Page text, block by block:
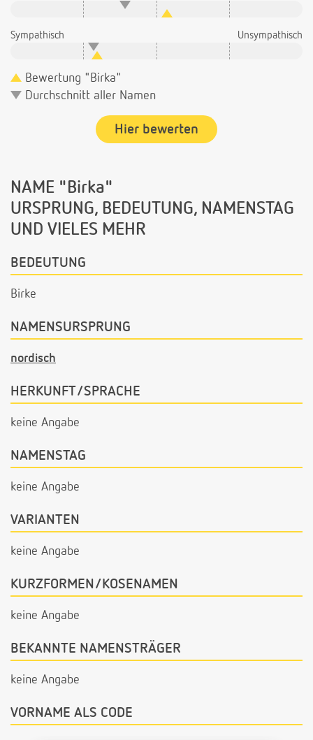
Sympathisch Unsympathisch
Bewertung "Birka"
Durchschnitt aller Namen
Hier bewerten
NAME "Birka"
URSPRUNG, BEDEUTUNG, NAMENSTAG
UND VIELES MEHR
BEDEUTUNG
Birke
NAMENSURSPRUNG
nordisch
HERKUNFT/SPRACHE
keine Angabe
NAMENSTAG
keine Angabe
VARIANTEN
keine Angabe
KURZFORMEN/KOSENAMEN
keine Angabe
BEKANNTE NAMENSTRÄGER
keine Angabe
VORNAME ALS CODE